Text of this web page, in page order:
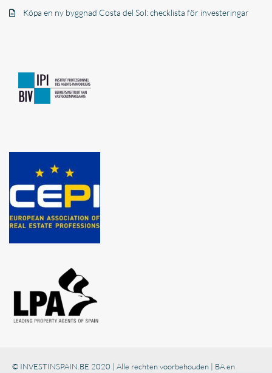
Köpa en ny byggnad Costa del Sol: checklista för investeringar
© INVESTINSPAIN.BE 2020 | Alle rechten voorbehouden | BA en